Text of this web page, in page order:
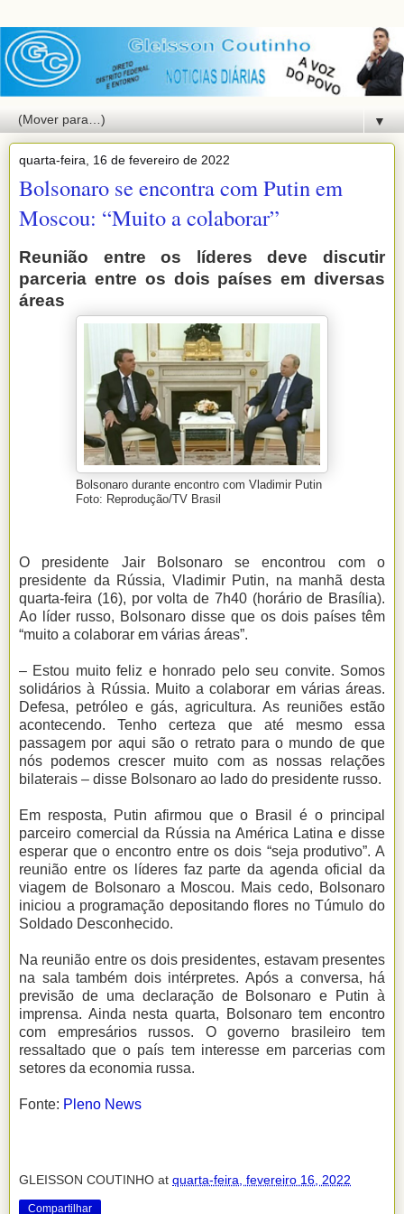
▼
quarta-feira, 16 de fevereiro de 2022
Bolsonaro se encontra com Putin em
Moscou: “Muito a colaborar”
Reunião entre os líderes deve discutir
parceria entre os dois países em diversas
áreas
Bolsonaro durante encontro com Vladimir Putin
Foto: Reprodução/TV Brasil
O presidente Jair Bolsonaro se encontrou com o
presidente da Rússia, Vladimir Putin, na manhã desta
quarta-feira (16), por volta de 7h40 (horário de Brasília).
Ao líder russo, Bolsonaro disse que os dois países têm
“muito a colaborar em várias áreas”.
– Estou muito feliz e honrado pelo seu convite. Somos
solidários à Rússia. Muito a colaborar em várias áreas.
Defesa, petróleo e gás, agricultura. As reuniões estão
acontecendo. Tenho certeza que até mesmo essa
passagem por aqui são o retrato para o mundo de que
nós podemos crescer muito com as nossas relações
bilaterais – disse Bolsonaro ao lado do presidente russo.
Em resposta, Putin afirmou que o Brasil é o principal
parceiro comercial da Rússia na América Latina e disse
esperar que o encontro entre os dois “seja produtivo”. A
reunião entre os líderes faz parte da agenda oficial da
viagem de Bolsonaro a Moscou. Mais cedo, Bolsonaro
iniciou a programação depositando flores no Túmulo do
Soldado Desconhecido.
Na reunião entre os dois presidentes, estavam presentes
na sala também dois intérpretes. Após a conversa, há
previsão de uma declaração de Bolsonaro e Putin à
imprensa. Ainda nesta quarta, Bolsonaro tem encontro
com empresários russos. O governo brasileiro tem
ressaltado que o país tem interesse em parcerias com
setores da economia russa.
Fonte: Pleno News
GLEISSON COUTINHO at quarta-feira, fevereiro 16, 2022
Compartilhar